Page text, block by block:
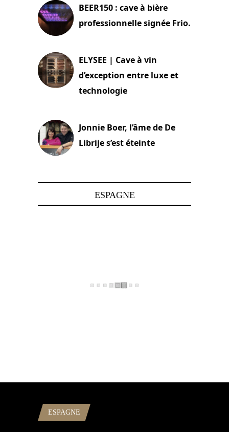
BEER150 : cave à bière
professionnelle signée Frio.
ELYSEE | Cave à vin
d’exception entre luxe et
technologie
Jonnie Boer, l’âme de De
Librije s’est éteinte
ESPAGNE
ESPAGNE